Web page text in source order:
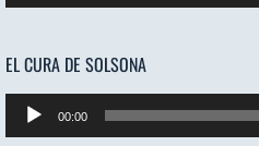
EL CURA DE SOLSONA
Reproductor
de
00:00